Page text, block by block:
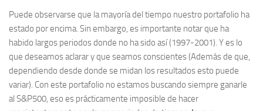
Puede observarse que la mayoría del tiempo nuestro portafolio ha
estado por encima. Sin embargo, es importante notar que ha
habido largos periodos donde no ha sido así (1997-2001). Y es lo
que deseamos aclarar y que seamos conscientes (Además de que,
dependiendo desde donde se midan los resultados esto puede
variar). Con este portafolio no estamos buscando siempre ganarle
al S&P500, eso es prácticamente imposible de hacer